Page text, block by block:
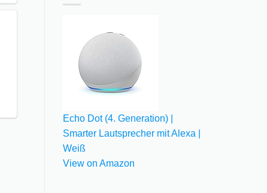
Echo Dot (4. Generation) |
Smarter Lautsprecher mit Alexa |
Weiß
View on Amazon